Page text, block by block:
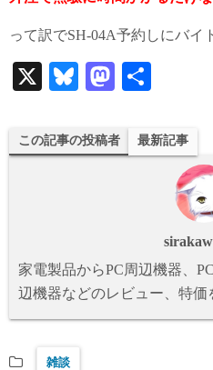
って訳でSH-04A予約しにバイ
X
Bl
sk
y
M
to
do
この記事の投稿者 最新記事
家電製品からPC周辺機器、
辺機器などのレビュー、特価
雑談